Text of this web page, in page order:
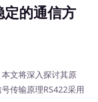
的通信方
文将深入探讨其原
传输原理RS422采用